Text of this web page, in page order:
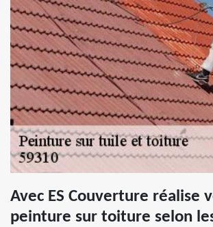
Avec ES Couverture réalise
peinture sur toiture selon